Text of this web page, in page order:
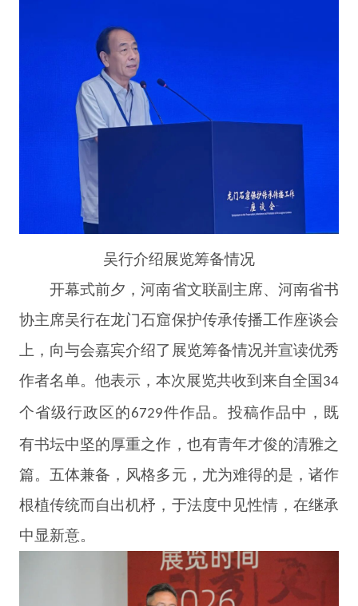
吴行介绍展览筹备情况
开幕式前夕，河南省文联副主席、河南省书
协主席吴行在龙门石窟保护传承传播工作座谈会
上，向与会嘉宾介绍了展览筹备情况并宣读优秀
作者名单。他表示，本次展览共收到来自全国 34
个省级行政区的6729件作品。投稿作品中，既
有书坛中坚的厚重之作，也有青年才俊的清雅之
篇。五体兼备，风格多元，尤为难得的是，诸作
根植传统而自出机杼，于法度中见性情，在继承
中显新意。